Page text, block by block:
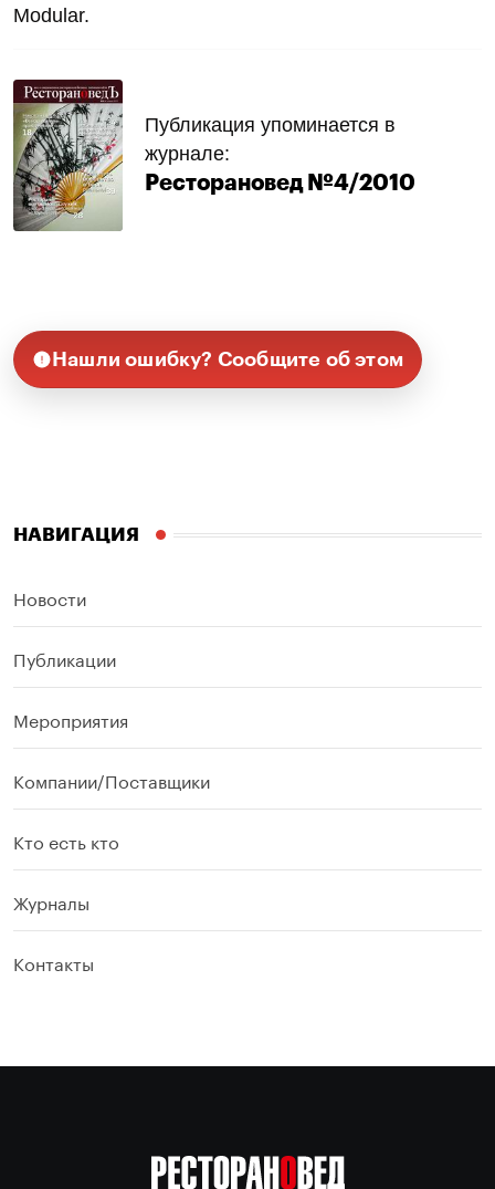
Modular.
Публикация упоминается в
журнале:
Ресторановед №4/2010
Нашли ошибку? Сообщите об этом
НАВИГАЦИЯ
Новости
Публикации
Мероприятия
Компании/Поставщики
Кто есть кто
Журналы
Контакты